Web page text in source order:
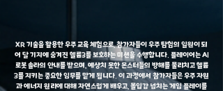
XR 기술을 활용한 우주 교육 체험으로, 참가자들이 우주 탐험의 일원이 되
어 달 기지에 숨겨진 헬륨3를 보호하는 미션을 수행합니다. 플레이어는 AI
로봇 솔라의 안내를 받으며, 예상치 못한 몬스터들의 방해를 물리치고 헬륨
3를 지키는 중요한 임무를 맡게 됩니다. 이 과정에서 참가자들은 우주 자원
과 에너지 원리에 대해 자연스럽게 배우고, 몰입감 넘치는 게임 플레이를